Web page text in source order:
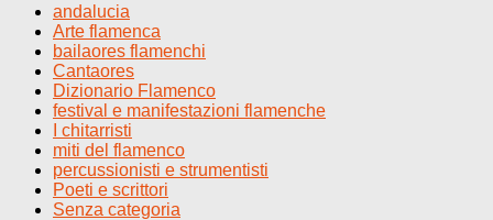
andalucia
Arte flamenca
bailaores flamenchi
Cantaores
Dizionario Flamenco
festival e manifestazioni flamenche
I chitarristi
miti del flamenco
percussionisti e strumentisti
Poeti e scrittori
Senza categoria